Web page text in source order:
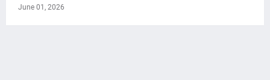
June 01, 2026